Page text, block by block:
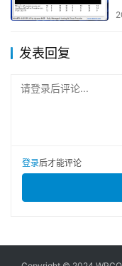
发表回复
请登录后评论...
登录后才能评论